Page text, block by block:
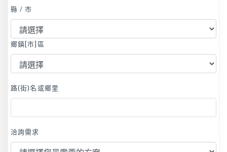
縣 / 市
鄉鎮[市]區
路(街)名或鄉里
洽詢需求